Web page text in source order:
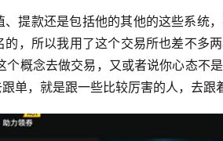
提款还是包括他的其他的这些系统
，所以我用了这个交易所也差不多
概念去做交易，又或者说你心态不
单，就是跟一些比较厉害的人，去跟